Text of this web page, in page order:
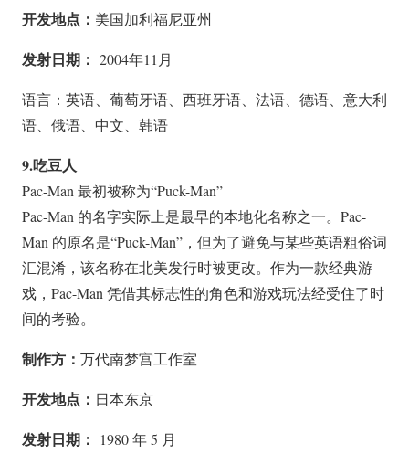
开发地点： 美国加利福尼亚州
发射日期： 2004年11月
语言：英语、葡萄牙语、西班牙语、法语、德语、意大利
语、俄语、中文、韩语
9.吃豆人
Pac-Man 最初被称为“Puck-Man”
Pac-Man 的名字实际上是最早的本地化名称之一。Pac-
Man 的原名是“Puck-Man”，但为了避免与某些英语粗俗词
汇混淆，该名称在北美发行时被更改。作为一款经典游
戏，Pac-Man 凭借其标志性的角色和游戏玩法经受住了时
间的考验。
制作方： 万代南梦宫工作室
开发地点： 日本东京
发射日期： 1980 年 5 月